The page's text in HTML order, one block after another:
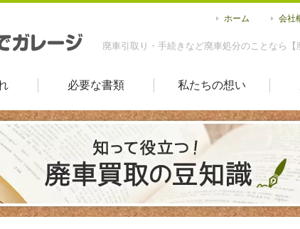
廃車引取り・手続きなど廃車処分のことなら【
ホーム 会社
必要な書類 私たちの想い